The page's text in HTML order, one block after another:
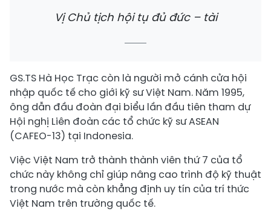
Vị Chủ tịch hội tụ đủ đức – tài
GS.TS Hà Học Trạc còn là người mở cánh cửa hội
nhập quốc tế cho giới kỹ sư Việt Nam. Năm 1995,
ông dẫn đầu đoàn đại biểu lần đầu tiên tham dự
Hội nghị Liên đoàn các tổ chức kỹ sư ASEAN
(CAFEO-13) tại Indonesia.
Việc Việt Nam trở thành thành viên thứ 7 của tổ
chức này không chỉ giúp nâng cao trình độ kỹ thuật
trong nước mà còn khẳng định uy tín của trí thức
Việt Nam trên trường quốc tế.